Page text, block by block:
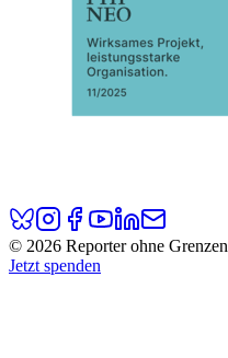
© 2026 Reporter ohne Grenzen
Jetzt spenden